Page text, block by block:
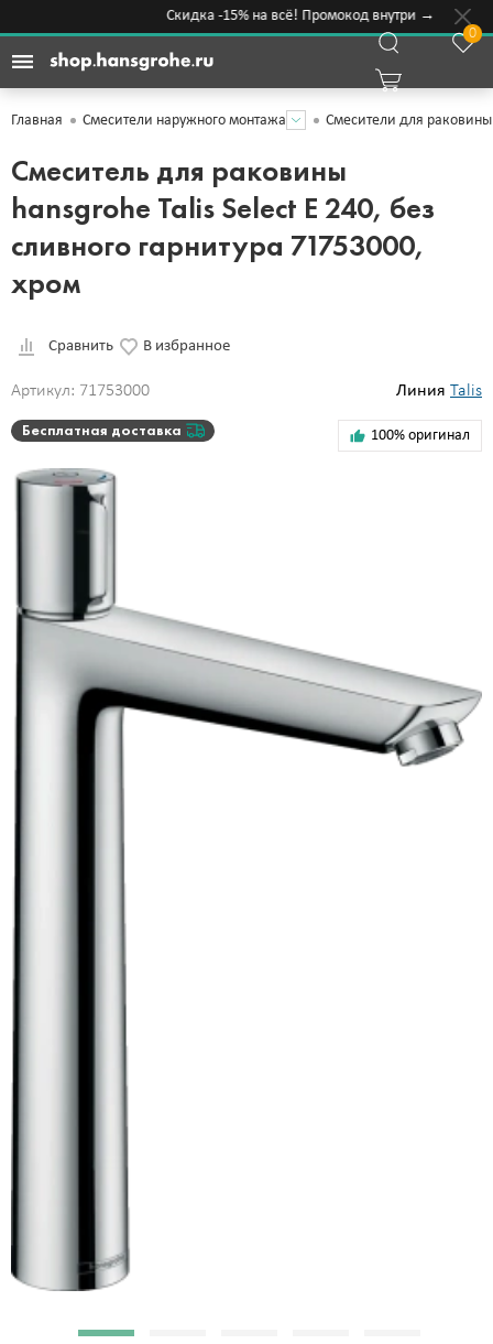
Скидка -15% на всё! Промокод внутри →
0
Главная Смесители наружного монтажа Смесители для раковины
Смеситель для раковины
hansgrohe Talis Select E 240, без
сливного гарнитура 71753000,
хром
Сравнить В избранное
Артикул: 71753000 Линия Talis
Бесплатная доставка 100% оригинал